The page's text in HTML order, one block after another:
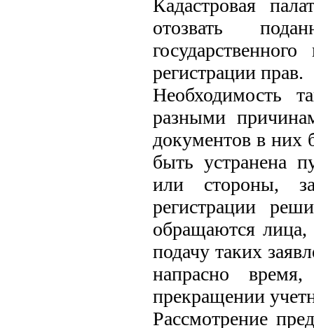
Кадастровая
отозвать
регистрации прав.
Необходимость
разными
документов в них
быть устранена
или стороны,
регистрации
обращаются
подачу таких
напрасно
прекращении
Рассмотрение